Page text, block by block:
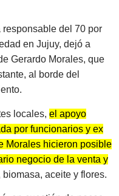
responsable del 70 por
en Jujuy, dejó a
Gerardo Morales, que
al borde del
locales, el apoyo
por funcionarios y ex
Morales hicieron posible
negocio de la venta y
aceite y flores.